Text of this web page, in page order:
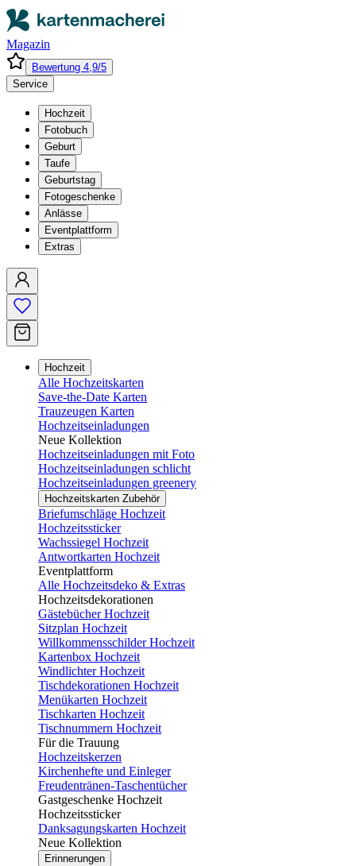
Magazin
Bewertung 4,9/5
Service
Hochzeit
Fotobuch
Geburt
Taufe
Geburtstag
Fotogeschenke
Anlässe
Eventplattform
Extras
Hochzeit
Alle Hochzeitskarten
Save-the-Date Karten
Trauzeugen Karten
Hochzeitseinladungen
Neue Kollektion
Hochzeitseinladungen mit Foto
Hochzeitseinladungen schlicht
Hochzeitseinladungen greenery
Hochzeitskarten Zubehör
Briefumschläge Hochzeit
Hochzeitssticker
Wachssiegel Hochzeit
Antwortkarten Hochzeit
Eventplattform
Alle Hochzeitsdeko & Extras
Hochzeitsdekorationen
Gästebücher Hochzeit
Sitzplan Hochzeit
Willkommensschilder Hochzeit
Kartenbox Hochzeit
Windlichter Hochzeit
Tischdekorationen Hochzeit
Menükarten Hochzeit
Tischkarten Hochzeit
Tischnummern Hochzeit
Für die Trauung
Hochzeitskerzen
Kirchenhefte und Einleger
Freudentränen-Taschentücher
Gastgeschenke Hochzeit
Hochzeitssticker
Danksagungskarten Hochzeit
Neue Kollektion
Erinnerungen